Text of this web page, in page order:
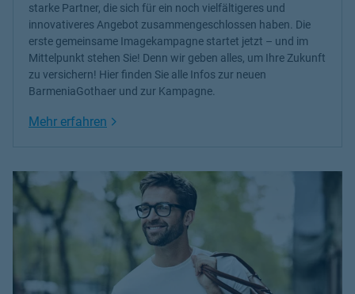
starke Partner, die sich für ein noch vielfältigeres und
innovativeres Angebot zusammengeschlossen haben. Die
erste gemeinsame Imagekampagne startet jetzt – und im
Mittelpunkt stehen Sie! Denn wir geben alles, um Ihre Zukunft
zu versichern! Hier finden Sie alle Infos zur neuen
BarmeniaGothaer und zur Kampagne.
Mehr erfahren Link Opens in New Tab